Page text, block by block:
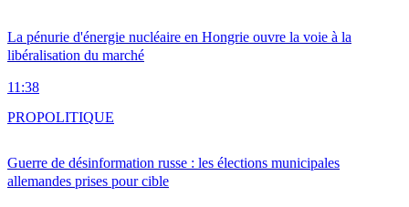
La pénurie d'énergie nucléaire en Hongrie ouvre la voie à la
libéralisation du marché
11:38
Guerre de désinformation russe : les élections municipales
allemandes prises pour cible
PROPOLITIQUE